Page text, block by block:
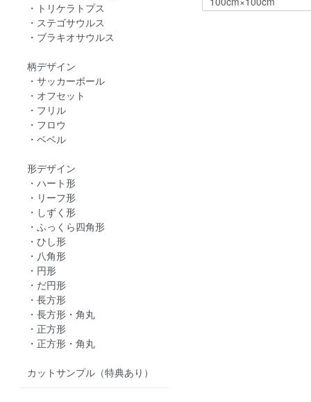
・トリケラトプス
・ステゴサウルス
・ブラキオサウルス
柄デザイン
・サッカーボール
・オフセット
・フリル
・フロウ
・ベベル
形デザイン
・ハート形
・リーフ形
・しずく形
・ふっくら四角形
・ひし形
・八角形
・円形
・だ円形
・長方形
・長方形・角丸
・正方形
・正方形・角丸
カットサンプル（特典あり）